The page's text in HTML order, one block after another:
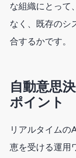
な組織にとって
なく、既存のシ
合するかです。
自動意思
ポイント
リアルタイム
恵を受ける運用